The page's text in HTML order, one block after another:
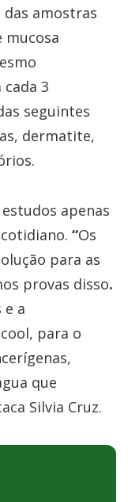
amostras
mucosa
3
seguintes
dermatite,
apenas
“Os
para as
provas disso.
a
para o
que
Silvia Cruz.